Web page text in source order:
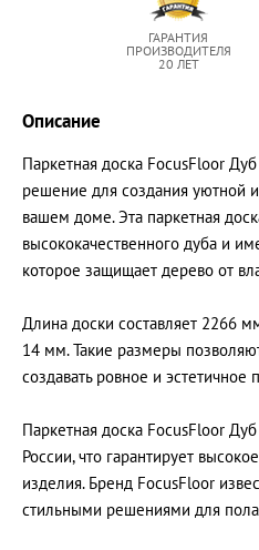
ГАРАНТИЯ
ПРОИЗВОДИТЕЛЯ
20 ЛЕТ
Описание
Паркетная доска FocusFloor
решение для создания уютной
вашем доме. Эта паркетная
высококачественного дуба и
которое защищает дерево от
Длина доски составляет 2266
14 мм. Такие размеры
создавать ровное и эстетичное
Паркетная доска FocusFloor
России, что гарантирует
изделия. Бренд FocusFloor
стильными решениями для